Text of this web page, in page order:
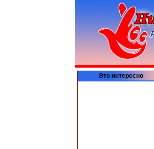
Это интересно